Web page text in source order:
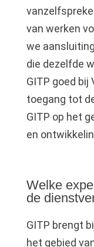
van werken
we
die dezelfde
GITP goed bij
toegang tot
GITP op het
en
Welke
de
GITP brengt
het gebied